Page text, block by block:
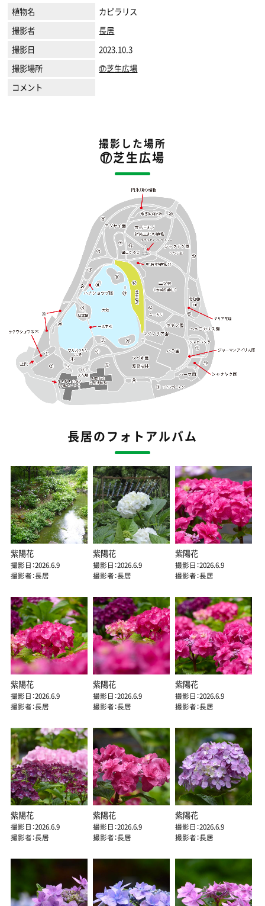
植物名
カピラリス
撮影者
長居
撮影日
2023.10.3
撮影場所
⑰芝生広場
コメント
撮影した場所
⑰芝生広場
長居のフォトアルバム
紫陽花
撮影日：2026.6.9
撮影者：長居
紫陽花
撮影日：2026.6.9
撮影者：長居
紫陽花
撮影日：2026.6.9
撮影者：長居
紫陽花
撮影日：2026.6.9
撮影者：長居
紫陽花
撮影日：2026.6.9
撮影者：長居
紫陽花
撮影日：2026.6.9
撮影者：長居
紫陽花
撮影日：2026.6.9
撮影者：長居
紫陽花
撮影日：2026.6.9
撮影者：長居
紫陽花
撮影日：2026.6.9
撮影者：長居